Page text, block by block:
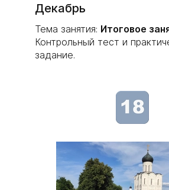
Декабрь
Тема занятия: Итоговое
Контрольный тест и
задание.